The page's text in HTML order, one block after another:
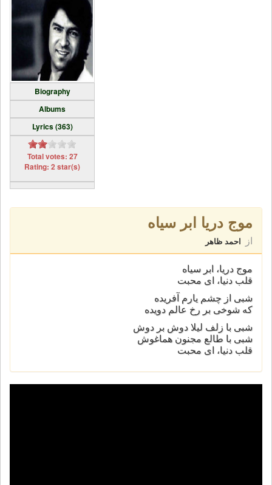
Biography
Albums
Lyrics (363)
Total votes: 27
Rating: 2 star(s)
موج دریا ابر سیاه
از احمد ظاهر
موج دریا، ابر سیاه
قلب دنیا، ای محبت
شبی از چشم یارم آفریده
که شوخی بر رخ عالم دویده
شبی با زلف لیلا دوش بر دوش
شبی با طالع مجنون هماغوش
قلب دنیا، ای محبت